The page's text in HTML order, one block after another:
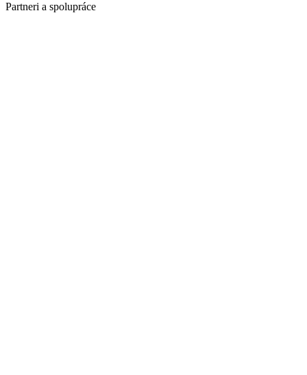
Partneri a spolupráce